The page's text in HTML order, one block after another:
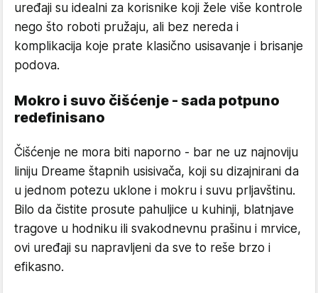
uređaji su idealni za korisnike koji žele više kontrole
nego što roboti pružaju, ali bez nereda i
komplikacija koje prate klasično usisavanje i brisanje
podova.
Mokro i suvo čišćenje - sada potpuno
redefinisano
Čišćenje ne mora biti naporno - bar ne uz najnoviju
liniju Dreame štapnih usisivača, koji su dizajnirani da
u jednom potezu uklone i mokru i suvu prljavštinu.
Bilo da čistite prosute pahuljice u kuhinji, blatnjave
tragove u hodniku ili svakodnevnu prašinu i mrvice,
ovi uređaji su napravljeni da sve to reše brzo i
efikasno.